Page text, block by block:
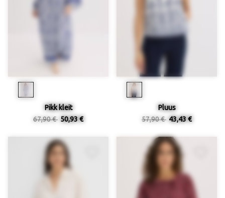
Pikk kleit
67,90 € 50,93 €
Pluus
57,90 € 43,43 €